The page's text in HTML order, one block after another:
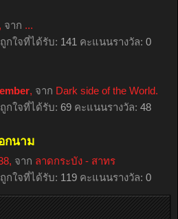
, จาก ...
ถูกใจที่ได้รับ: 141 คะแนนรางวัล: 0
, จาก Dark side of the World.
ถูกใจที่ได้รับ: 69 คะแนนรางวัล: 48
กนาม
จาก ลาดกระบัง - สาทร
ถูกใจที่ได้รับ: 119 คะแนนรางวัล: 0